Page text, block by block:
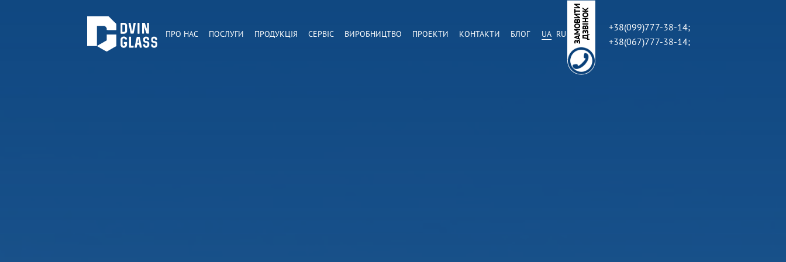
З
А
М
О
В
И
Т
И
Д
З
В
І
Н
ОК
+38(099)777-38-14;
+38(067)777-38-14;
ПРО НАС ПОСЛУГИ ПРОДУКЦІЯ СЕРВІС ВИРОБНИЦТВО ПРОЕКТИ КОНТАКТИ БЛОГ UA RU